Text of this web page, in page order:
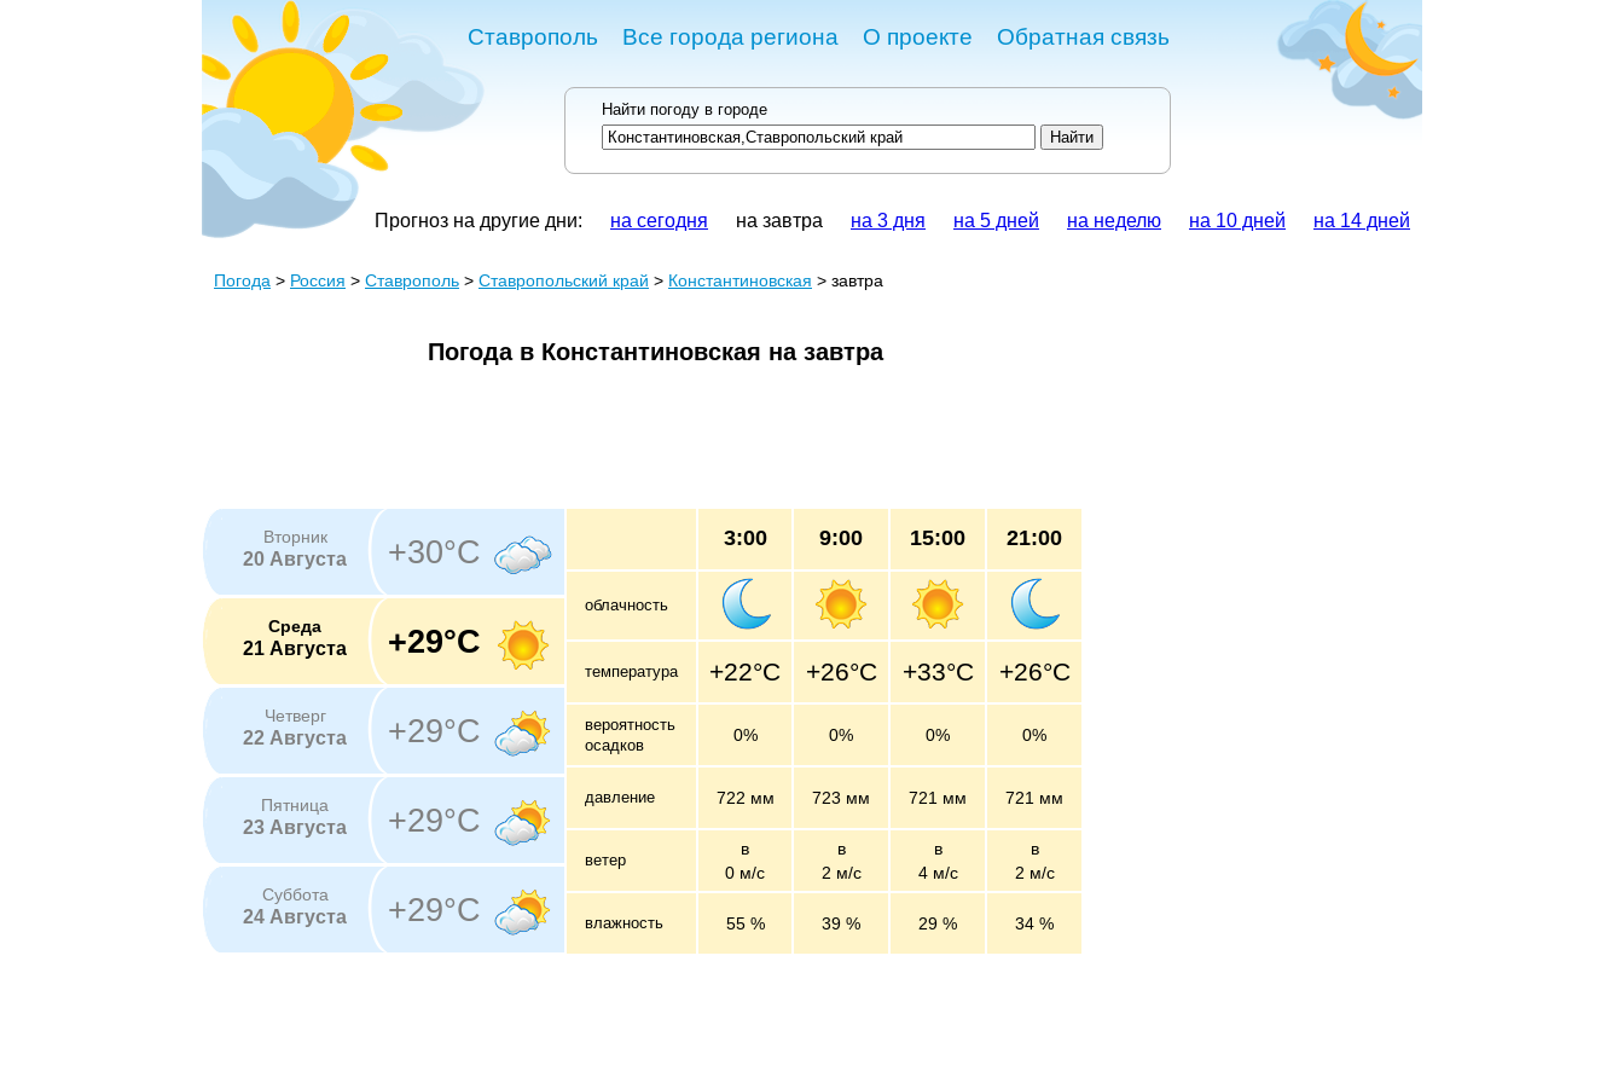
Ставрополь Все города региона О проекте Обратная связь
Найти погоду в городе
Прогноз на другие дни: на сегодня на завтра на 3 дня на 5 дней на неделю на 10 дней на 14 дней
Погода > Россия > Ставрополь > Ставропольский край > Константиновская > завтра
Погода в Константиновская на завтра
Вторник
20 Августа +30°C
Среда
21 Августа +29°C
Четверг
22 Августа +29°C
Пятница
23 Августа +29°C
Суббота
24 Августа +29°C
3:00 9:00 15:00 21:00
облачность
температура +22°C +26°C +33°C +26°C
вероятность
осадков
0% 0% 0% 0%
давление 722 мм 723 мм 721 мм 721 мм
ветер
в
0 м/c
в
2 м/c
в
4 м/c
в
2 м/c
влажность 55 % 39 % 29 % 34 %